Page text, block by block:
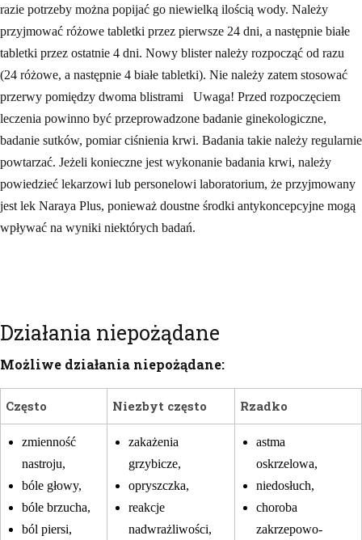
razie potrzeby można popijać go niewielką ilością wody. Należy
przyjmować różowe tabletki przez pierwsze 24 dni, a następnie białe
tabletki przez ostatnie 4 dni. Nowy blister należy rozpocząć od razu
(24 różowe, a następnie 4 białe tabletki). Nie należy zatem stosować
przerwy pomiędzy dwoma blistrami Uwaga! Przed rozpoczęciem
leczenia powinno być przeprowadzone badanie ginekologiczne,
badanie sutków, pomiar ciśnienia krwi. Badania takie należy regularnie
powtarzać. Jeżeli konieczne jest wykonanie badania krwi, należy
powiedzieć lekarzowi lub personelowi laboratorium, że przyjmowany
jest lek Naraya Plus, ponieważ doustne środki antykoncepcyjne mogą
wpływać na wyniki niektórych badań.
Działania niepożądane
Możliwe działania niepożądane:
Często Niezbyt często Rzadko
zmienność
nastroju,
bóle głowy,
bóle brzucha,
ból piersi,
zakażenia
grzybicze,
opryszczka,
reakcje
nadwrażliwości,
astma
oskrzelowa,
niedosłuch,
choroba
zakrzepowo-